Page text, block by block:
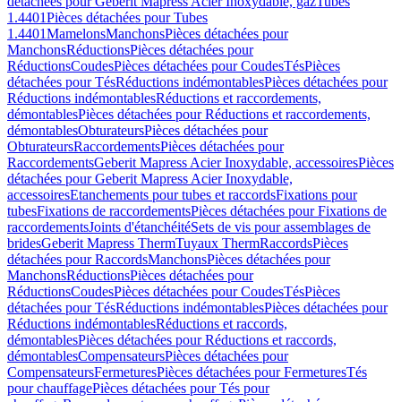
1.4401Pièces détachées pour Tubes
1.4401MamelonsManchonsPièces détachées pour
ManchonsRéductionsPièces détachées pour
RéductionsCoudesPièces détachées pour CoudesTésPièces
détachées pour TésRéductions indémontablesPièces détachées pour
Réductions indémontablesRéductions et raccordements,
démontablesPièces détachées pour Réductions et raccordements,
démontablesObturateursPièces détachées pour
ObturateursRaccordementsPièces détachées pour
RaccordementsGeberit Mapress Acier Inoxydable, accessoiresPièces
détachées pour Geberit Mapress Acier Inoxydable,
accessoiresEtanchements pour tubes et raccordsFixations pour
tubesFixations de raccordementsPièces détachées pour Fixations de
raccordementsJoints d'étanchéitéSets de vis pour assemblages de
bridesGeberit Mapress ThermTuyaux ThermRaccordsPièces
détachées pour RaccordsManchonsPièces détachées pour
ManchonsRéductionsPièces détachées pour
RéductionsCoudesPièces détachées pour CoudesTésPièces
détachées pour TésRéductions indémontablesPièces détachées pour
Réductions indémontablesRéductions et raccords,
démontablesPièces détachées pour Réductions et raccords,
démontablesCompensateursPièces détachées pour
CompensateursFermeturesPièces détachées pour FermeturesTés
pour chauffagePièces détachées pour Tés pour